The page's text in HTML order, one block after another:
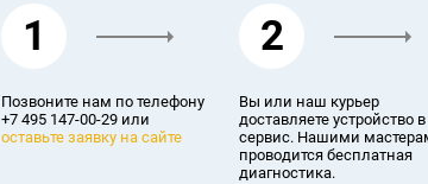
1
Позвоните нам по телефону
+7 495 147-00-29 или
оставьте заявку на сайте
2
Вы или наш курьер
доставляете устройство в
сервис. Нашими
проводится бесплатная
диагностика.